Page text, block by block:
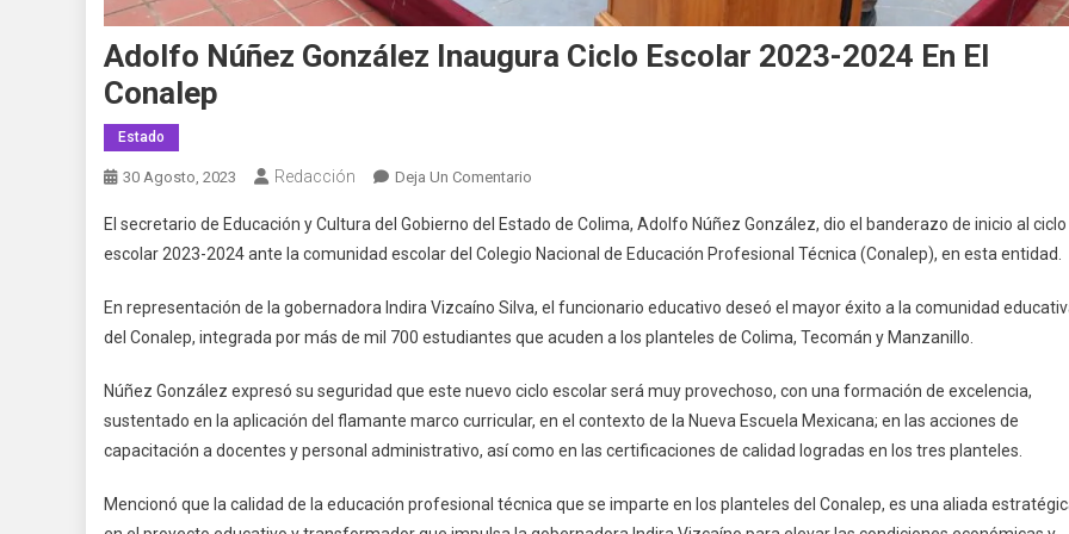
Adolfo Núñez González Inaugura Ciclo Escolar 2023-2024 En El
Conalep
Estado
30 Agosto, 2023 Redacción Deja Un Comentario
Núñez
González
Ciclo
Escolar
2024
En
El
El secretario de Educación y Cultura del Gobierno del Estado de Colima, Adolfo Núñez González, dio el banderazo de inicio al ciclo
escolar 2023-2024 ante la comunidad escolar del Colegio Nacional de Educación Profesional Técnica (Conalep), en esta entidad.
En representación de la gobernadora Indira Vizcaíno Silva, el funcionario educativo deseó el mayor éxito a la comunidad
del Conalep, integrada por más de mil 700 estudiantes que acuden a los planteles de Colima, Tecomán y Manzanillo.
Núñez González expresó su seguridad que este nuevo ciclo escolar será muy provechoso, con una formación de excelencia,
sustentado en la aplicación del flamante marco curricular, en el contexto de la Nueva Escuela Mexicana; en las acciones de
capacitación a docentes y personal administrativo, así como en las certificaciones de calidad logradas en los tres planteles.
Mencionó que la calidad de la educación profesional técnica que se imparte en los planteles del Conalep, es una aliada